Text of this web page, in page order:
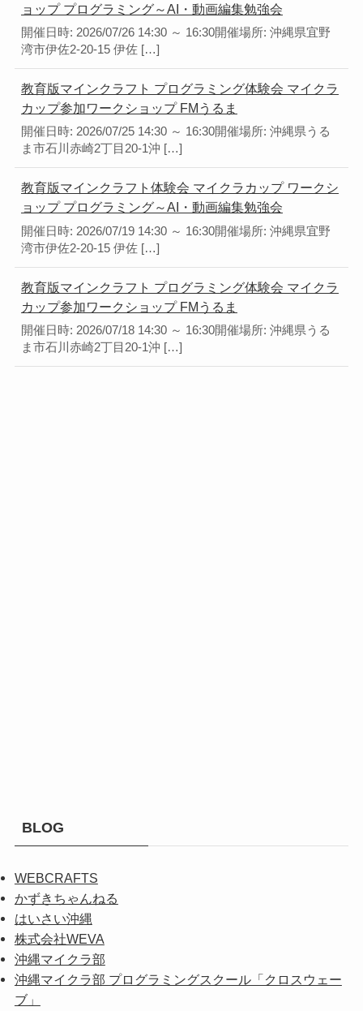
ョップ プログラミング～AI・動画編集勉強会
開催日時: 2026/07/26 14:30 ～ 16:30開催場所: 沖縄県宜野
湾市伊佐2-20-15 伊佐 […]
教育版マインクラフト プログラミング体験会 マイクラ
カップ参加ワークショップ FMうるま
開催日時: 2026/07/25 14:30 ～ 16:30開催場所: 沖縄県うる
ま市石川赤崎2丁目20-1沖 […]
教育版マインクラフト体験会 マイクラカップ ワークシ
ョップ プログラミング～AI・動画編集勉強会
開催日時: 2026/07/19 14:30 ～ 16:30開催場所: 沖縄県宜野
湾市伊佐2-20-15 伊佐 […]
教育版マインクラフト プログラミング体験会 マイクラ
カップ参加ワークショップ FMうるま
開催日時: 2026/07/18 14:30 ～ 16:30開催場所: 沖縄県うる
ま市石川赤崎2丁目20-1沖 […]
BLOG
WEBCRAFTS
かずきちゃんねる
はいさい沖縄
株式会社WEVA
沖縄マイクラ部
沖縄マイクラ部 プログラミングスクール「クロスウェー
ブ」